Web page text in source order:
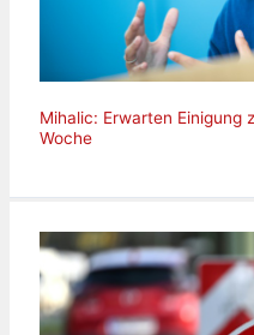
Mihalic: Erwarten Einigung
Woche